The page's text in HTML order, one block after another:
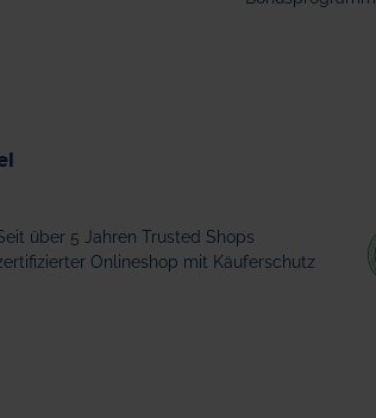
über 5 Jahren Trusted Shops
Onlineshop mit Käuferschutz